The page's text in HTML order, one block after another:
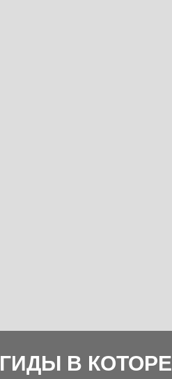
ГИДЫ В КОТОРЕ